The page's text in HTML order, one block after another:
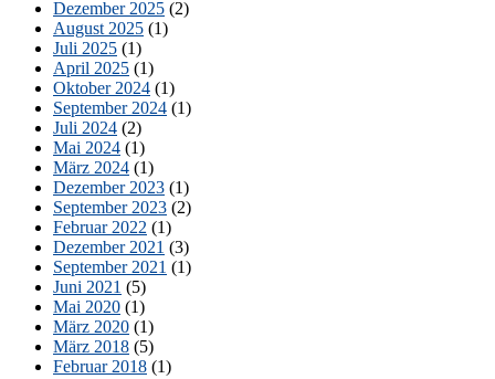
Dezember 2025 (2)
August 2025 (1)
Juli 2025 (1)
April 2025 (1)
Oktober 2024 (1)
September 2024 (1)
Juli 2024 (2)
Mai 2024 (1)
März 2024 (1)
Dezember 2023 (1)
September 2023 (2)
Februar 2022 (1)
Dezember 2021 (3)
September 2021 (1)
Juni 2021 (5)
Mai 2020 (1)
März 2020 (1)
März 2018 (5)
Februar 2018 (1)